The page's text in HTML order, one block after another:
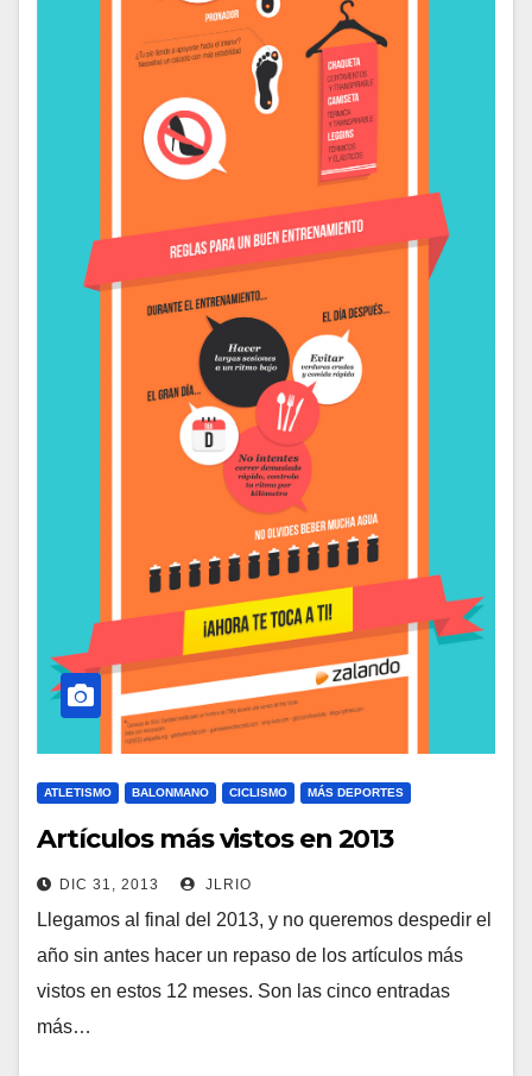
ATLETISMO BALONMANO CICLISMO MÁS DEPORTES
Artículos más vistos en 2013
DIC 31, 2013 JLRIO
Llegamos al final del 2013, y no queremos despedir el
año sin antes hacer un repaso de los artículos más
vistos en estos 12 meses. Son las cinco entradas
más…